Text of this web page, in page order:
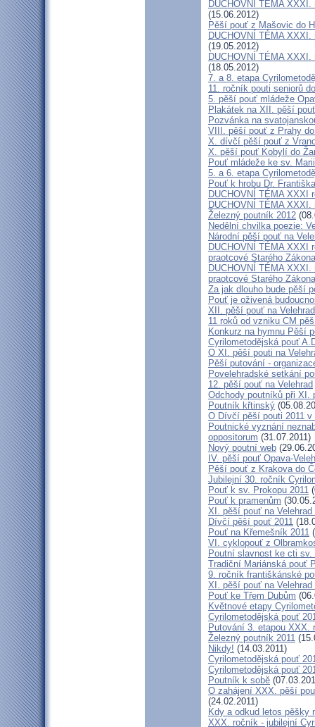
DUCHOVNÍ TÉMA
(15.06.2012)
Pěší pouť z Mašovic do
DUCHOVNÍ TÉMA
(19.05.2012)
DUCHOVNÍ TÉMA
(18.05.2012)
7. a 8. etapa
11. ročník pouti seniorů
5. pěší pouť mládeže
Plakátek na XII. pěší
Pozvánka na
VIII. pěší pouť z Prahy
X. dívčí pěší pouť z
X. pěší pouť Kobylí do
Pouť mládeže ke sv.
5. a 6. etapa
Pouť k hrobu Dr.
DUCHOVNÍ TÉMA XXXI
DUCHOVNÍ TÉMA
Železný poutník 2012
Nedělní chvilka poezie:
Národní pěší pouť na
DUCHOVNÍ TÉMA XXXI
praotcové Starého Zákona
DUCHOVNÍ TÉMA
praotcové Starého Zákona
Za jak dlouho bude pěší
Pouť je oživená
XII. pěší pouť na
11 roků od vzniku CM
Konkurz na hymnu Pěší
Cyrilometodějská pouť
O XI. pěší pouti na
Pěší putování -
Povelehradské setkání
12. pěší pouť na Velehrad
Odchody poutníků při XI.
Poutník křtinský
O Dívčí pěší pouti 2011 v
Poutnické vyznání
oppositorum (31.07.2011)
Nový poutní web
IV. pěší pouť Opava-
Pěší pouť z Krakova do
Jubilejní 30. ročník
Pouť k sv. Prokopu 2011
Pouť k pramenům
XI. pěší pouť na Velehrad
Dívčí pěší pouť 2011
Pouť na Křemešník 2011
VI. cyklopouť z
Poutní slavnost ke cti sv.
Tradiční Mariánská pouť
9. ročník františkánské
XI. pěší pouť na
Pouť ke Třem Dubům
Květnové etapy
Cyrilometodějská pouť
Putování 3. etapou XXX.
Železný poutník 2011
Nikdy! (14.03.2011)
Cyrilometodějská pouť
Cyrilometodějská pouť
Poutník k sobě
O zahájení XXX. pěší
(24.02.2011)
Kdy a odkud letos pěšky
XXX. ročník - jubilejní